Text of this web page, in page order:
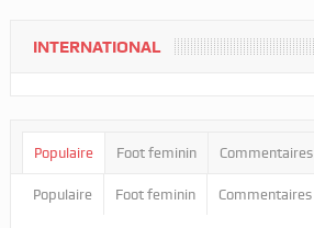
INTERNATIONAL
Populaire Foot feminin Commentaires
Populaire Foot feminin Commentaires